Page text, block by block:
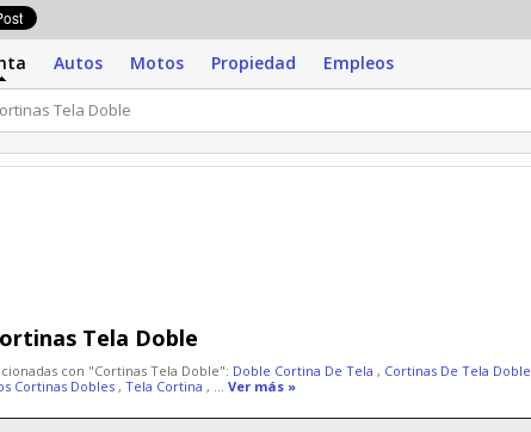
Autos Motos Propiedad Empleos
Tela Doble
con "Cortinas Tela Doble": Doble Cortina De Tela , Cortinas De Tela Doble
Cortinas Dobles, Tela Cortina , ... Ver más »